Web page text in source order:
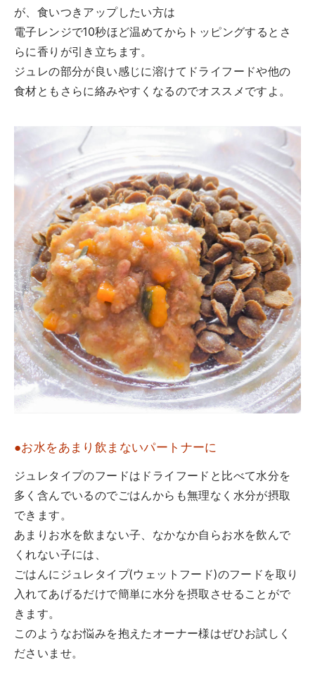
が、食いつきアップしたい方は
電子レンジで10秒ほど温めてからトッピングするとさ
らに香りが引き立ちます。
ジュレの部分が良い感じに溶けてドライフードや他の
食材ともさらに絡みやすくなるのでオススメですよ。
●お水をあまり飲まないパートナーに
ジュレタイプのフードはドライフードと比べて水分を
多く含んでいるのでごはんからも無理なく水分が摂取
できます。
あまりお水を飲まない子、なかなか自らお水を飲んで
くれない子には、
ごはんにジュレタイプ(ウェットフード)のフードを取り
入れてあげるだけで簡単に水分を摂取させることがで
きます。
このようなお悩みを抱えたオーナー様はぜひお試しく
ださいませ。